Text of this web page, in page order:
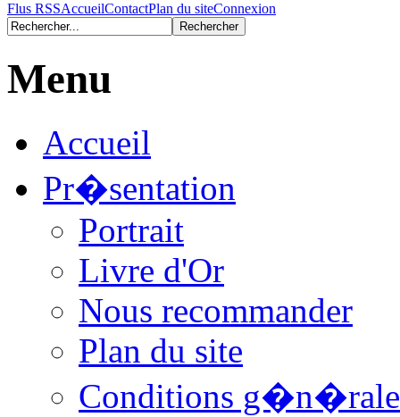
Flus RSSAccueilContactPlan du siteConnexion
Menu
Accueil
Pr�sentation
Portrait
Livre d'Or
Nous recommander
Plan du site
Conditions